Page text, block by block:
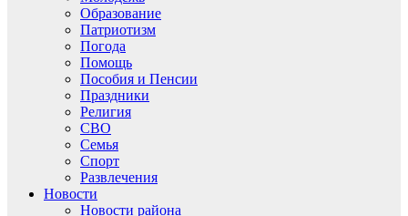
Образование
Патриотизм
Погода
Помощь
Пособия и Пенсии
Праздники
Религия
СВО
Семья
Спорт
Развлечения
Новости
Новости района